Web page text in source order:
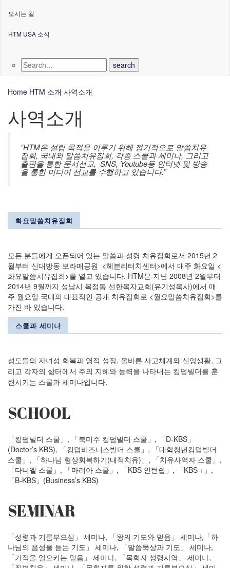
오시는 길
HTM USA 소식
Home HTM 소개 사역소개
사역소개
“HTM은 설립 목적을 이루기 위해 정기적으로 말씀치유
집회, 국내외 말씀치유집회, 각종 스쿨과 세미나, 그리고
출판을 통한 문서선교, SNS, Youtube등 인터넷 및 방송
을 통한 미디어 선교를 수행하고 있습니다.”
화요말씀치유집회
모든 분들에게 오픈되어 있는 말씀과 성령 치유집회로서 2015년 2
월부터 신대방동 보라매공원 <헤븐리터치센터>에서 매주 화요일 <
화요말씀치유집회>를 열고 있습니다. HTM은 지난 2008년 2월부터
2014년 9월까지 성남시 복정동 선한목자교회(유기성목사)에서 매
주 월요일 국내의 대표적인 공개 치유집회로 <월요말씀치유집회>를
가진 바 있습니다.
스쿨과 세미나
성도들의 자녀성 회복과 영적 성장, 올바른 사고체계와 신앙생활, 그
리고 각자의 삶터에서 주의 지혜와 능력을 나타내는 킹덤빌더를 훈
련시키는 스쿨과 세미나입니다.
SCHOOL
「킹덤빌더 스쿨」, 「북미주 킹덤빌더 스쿨」, 「D-KBS」
(Doctor’s KBS), 「킹덤비즈니스빌더 스쿨」, 「대학청년킹덤빌더
스쿨」, 「하나님 형상회복하기(내적치유)」, 「치유사역자 스쿨」,
「다니엘 스쿨」, 「마리아 스쿨」, 「KBS 인턴쉽」, 「KBS +」,
「B-KBS」(Business’s KBS)
SEMINAR
「성령과 기름부으심」 세미나, 「왕의 기도와 믿음」 세미나,「하
나님의 음성을 듣는 기도」 세미나, 「말씀묵상과 기도」 세미나,
「기적을 일으키는 믿음」 세미나, 「목회자 성령사역」 세미나,